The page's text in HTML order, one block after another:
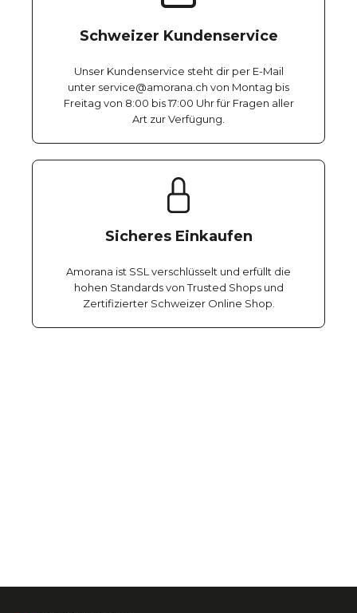
Schweizer Kundenservice
Unser Kundenservice steht dir per E-Mail
unter service@amorana.ch von Montag bis
Freitag von 8:00 bis 17:00 Uhr für Fragen aller
Art zur Verfügung.
Sicheres Einkaufen
Amorana ist SSL verschlüsselt und erfüllt die
hohen Standards von Trusted Shops und
Zertifizierter Schweizer Online Shop.